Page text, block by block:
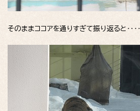
そのままココアを通りすぎて振り返ると‥‥